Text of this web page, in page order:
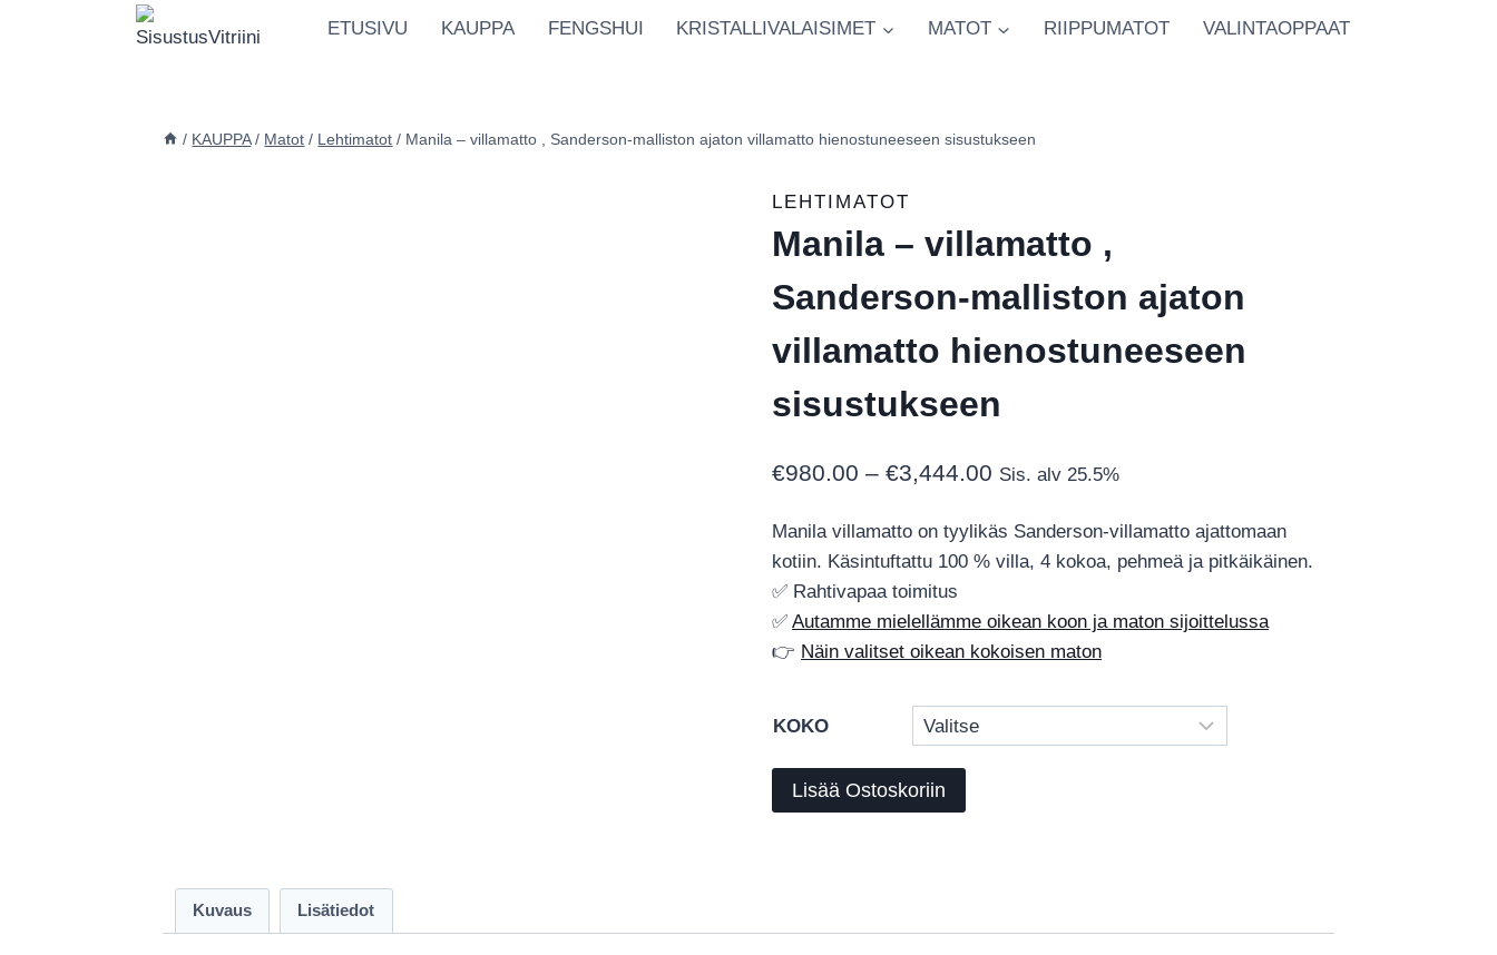
ETUSIVU KAUPPA FENGSHUI KRISTALLIVALAISIMET MATOT RIIPPUMATOT VALINTAOPPAAT
/ KAUPPA / Matot / Lehtimatot / Manila – villamatto , Sanderson‑malliston ajaton villamatto hienostuneeseen sisustukseen
LEHTIMATOT
Manila – villamatto ,
Sanderson‑malliston ajaton
villamatto hienostuneeseen
sisustukseen
€980.00 – €3,444.00 Hintaluokka:
Sis. alv 25.5%
Manila villamatto on tyylikäs Sanderson-villamatto ajattomaan
kotiin. Käsintuftattu 100 % villa, 4 kokoa, pehmeä ja pitkäikäinen.
✅ Rahtivapaa toimitus
✅Autamme mielellämme oikean koon ja maton sijoittelussa
👉 Näin valitset oikean kokoisen maton
KOKO
Manila
-
ajaton
Lisää Ostoskoriin
Kuvaus Lisätiedot